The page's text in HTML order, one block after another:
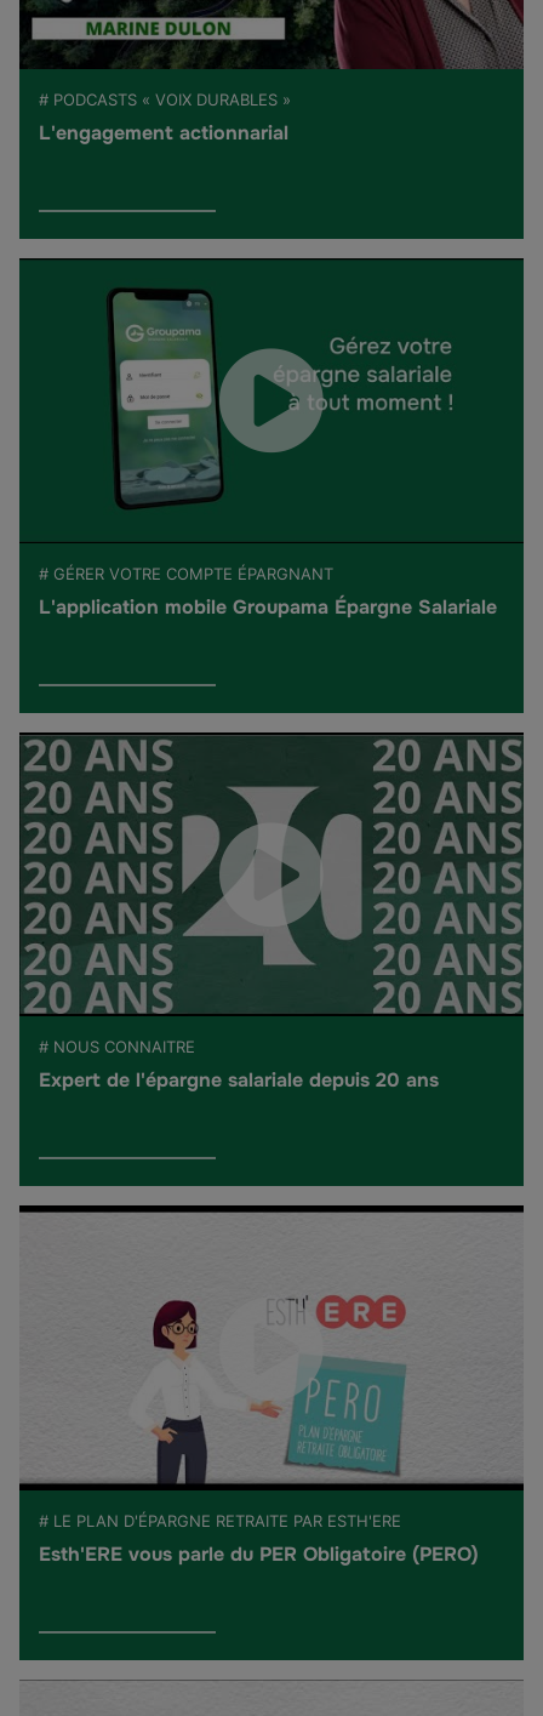
# PODCASTS « VOIX DURABLES »
L'engagement actionnarial
# GÉRER VOTRE COMPTE ÉPARGNANT
L'application mobile Groupama Épargne Salariale
# NOUS CONNAITRE
Expert de l'épargne salariale depuis 20 ans
# LE PLAN D'ÉPARGNE RETRAITE PAR ESTH'ERE
Esth'ERE vous parle du PER Obligatoire (PERO)